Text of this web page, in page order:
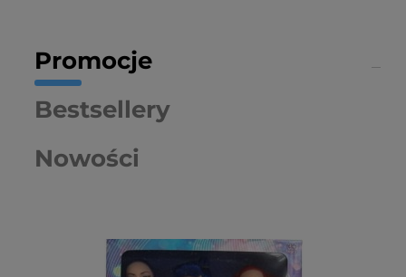
Promocje
Nowości
Bestsellery